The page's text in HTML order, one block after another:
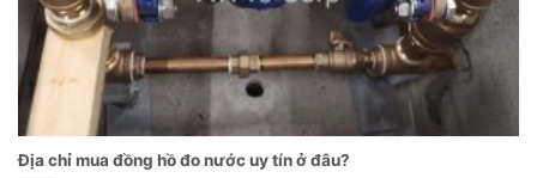
Địa chỉ mua đồng hồ đo nước uy tín ở đâu?